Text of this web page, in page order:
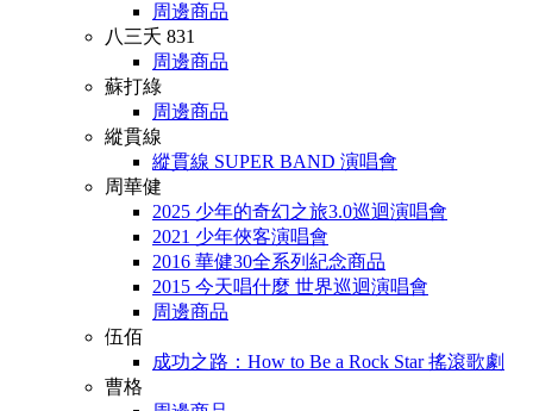
周邊商品
八三夭 831
周邊商品
蘇打綠
周邊商品
縱貫線
縱貫線 SUPER BAND 演唱會
周華健
2025 少年的奇幻之旅3.0巡迴演唱會
2021 少年俠客演唱會
2016 華健30全系列紀念商品
2015 今天唱什麼 世界巡迴演唱會
周邊商品
伍佰
成功之路：How to Be a Rock Star 搖滾歌劇
曹格